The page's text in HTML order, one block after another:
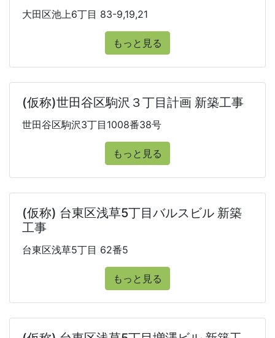
大田区池上6丁目 83-9,19,21
もっと見る
(仮称)世田谷区駒沢３丁目計画 新築工事
世田谷区駒沢3丁目1008番38号
もっと見る
(仮称) 台東区浅草5丁目バルスビル 新築
工事
台東区浅草5丁目 62番5
もっと見る